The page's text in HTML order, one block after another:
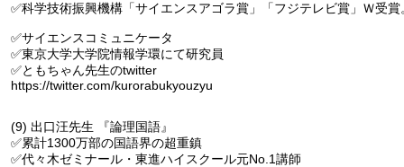
✅科学技術振興機構「サイエンスアゴラ賞」「フジテレビ賞」Ｗ受賞
✅サイエンスコミュニケータ
✅東京大学大学院情報学環にて研究員
✅ともちゃん先生のtwitter
https://twitter.com/kurorabukyouzyu
(9) 出口汪先生 『論理国語』
✅累計1300万部の国語界の超重鎮
✅代々木ゼミナール・東進ハイスクール元No.1講師